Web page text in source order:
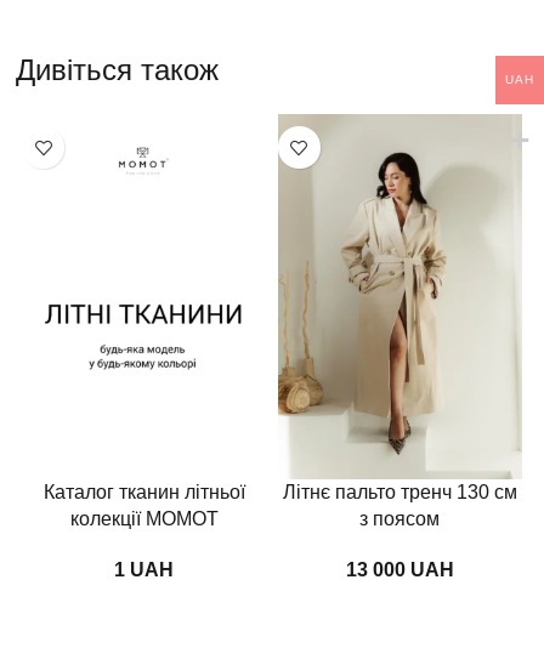
Дивіться також
Каталог тканин літньої
колекції MOMOT
UAH
Літнє пальто тренч 130 см
з поясом
UAH
UAH